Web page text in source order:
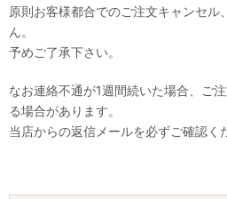
原則お客様都合でのご注文キャンセル
ん。
予めご了承下さい。
なお連絡不通が1週間続いた場合、ご
る場合があります。
当店からの返信メールを必ずご確認く